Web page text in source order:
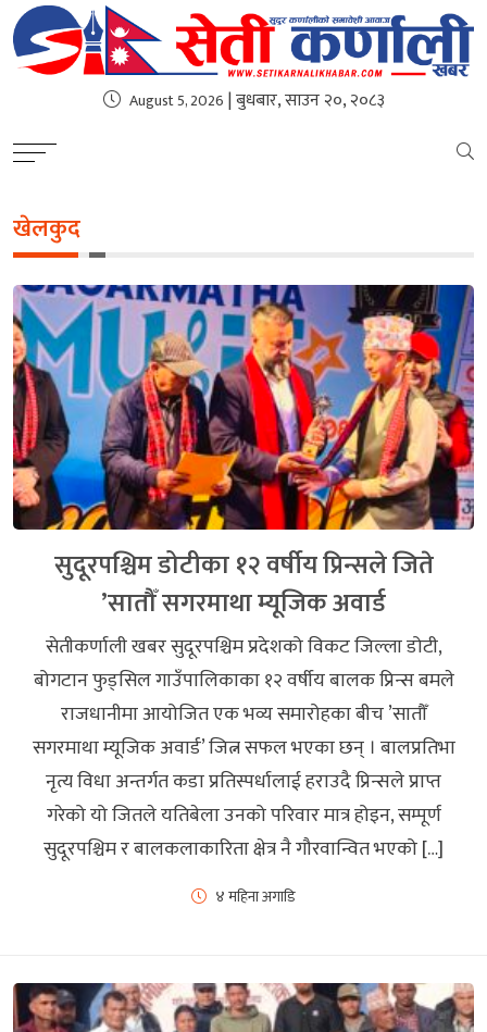
August 5, 2026 | बुधबार, साउन २०, २०८३
खेलकुद
सुदूरपश्चिम डोटीका १२ वर्षीय प्रिन्सले जिते
’सातौँ सगरमाथा म्यूजिक अवार्ड
सेतीकर्णाली खबर सुदूरपश्चिम प्रदेशको विकट जिल्ला डोटी,
बोगटान फुड्सिल गाउँपालिकाका १२ वर्षीय बालक प्रिन्स बमले
राजधानीमा आयोजित एक भव्य समारोहका बीच ’सातौँ
सगरमाथा म्यूजिक अवार्ड’ जित्न सफल भएका छन् । बालप्रतिभा
नृत्य विधा अन्तर्गत कडा प्रतिस्पर्धालाई हराउदै प्रिन्सले प्राप्त
गरेको यो जितले यतिबेला उनको परिवार मात्र होइन, सम्पूर्ण
सुदूरपश्चिम र बालकलाकारिता क्षेत्र नै गौरवान्वित भएको […]
४ महिना अगाडि